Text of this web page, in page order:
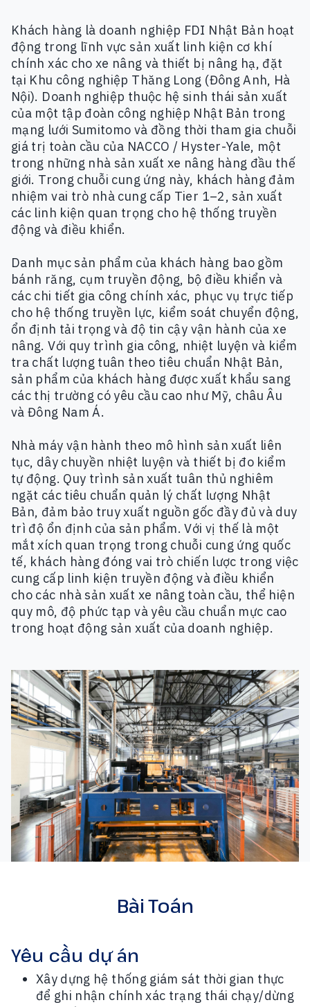
Khách hàng là doanh nghiệp FDI Nhật Bản hoạt
động trong lĩnh vực sản xuất linh kiện cơ khí
chính xác cho xe nâng và thiết bị nâng hạ, đặt
tại Khu công nghiệp Thăng Long (Đông Anh, Hà
Nội). Doanh nghiệp thuộc hệ sinh thái sản xuất
của một tập đoàn công nghiệp Nhật Bản trong
mạng lưới Sumitomo và đồng thời tham gia chuỗi
giá trị toàn cầu của NACCO / Hyster-Yale, một
trong những nhà sản xuất xe nâng hàng đầu thế
giới. Trong chuỗi cung ứng này, khách hàng đảm
nhiệm vai trò nhà cung cấp Tier 1–2, sản xuất
các linh kiện quan trọng cho hệ thống truyền
động và điều khiển.
Danh mục sản phẩm của khách hàng bao gồm
bánh răng, cụm truyền động, bộ điều khiển và
các chi tiết gia công chính xác, phục vụ trực tiếp
cho hệ thống truyền lực, kiểm soát chuyển động,
ổn định tải trọng và độ tin cậy vận hành của xe
nâng. Với quy trình gia công, nhiệt luyện và kiểm
tra chất lượng tuân theo tiêu chuẩn Nhật Bản,
sản phẩm của khách hàng được xuất khẩu sang
các thị trường có yêu cầu cao như Mỹ, châu Âu
và Đông Nam Á.
Nhà máy vận hành theo mô hình sản xuất liên
tục, dây chuyền nhiệt luyện và thiết bị đo kiểm
tự động. Quy trình sản xuất tuân thủ nghiêm
ngặt các tiêu chuẩn quản lý chất lượng Nhật
Bản, đảm bảo truy xuất nguồn gốc đầy đủ và duy
trì độ ổn định của sản phẩm. Với vị thế là một
mắt xích quan trọng trong chuỗi cung ứng quốc
tế, khách hàng đóng vai trò chiến lược trong việc
cung cấp linh kiện truyền động và điều khiển
cho các nhà sản xuất xe nâng toàn cầu, thể hiện
quy mô, độ phức tạp và yêu cầu chuẩn mực cao
trong hoạt động sản xuất của doanh nghiệp.
Bài Toán
Yêu cầu dự án
Xây dựng hệ thống giám sát thời gian thực
để ghi nhận chính xác trạng thái chạy/dừng